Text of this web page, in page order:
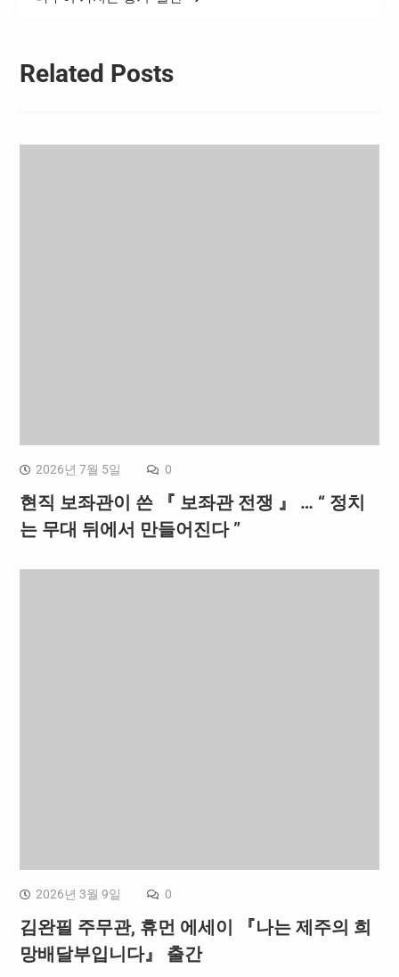
Related Posts
2026년 7월 5일 0
현직 보좌관이 쓴 『 보좌관 전쟁 』 … “ 정치
는 무대 뒤에서 만들어진다 ”
2026년 3월 9일 0
김완필 주무관, 휴먼 에세이 『나는 제주의 희
망배달부입니다』 출간